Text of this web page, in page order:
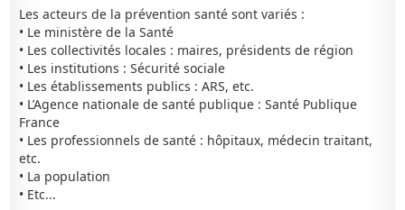
Les acteurs de la prévention santé sont variés :
• Le ministère de la Santé
• Les collectivités locales : maires, présidents de région
• Les institutions : Sécurité sociale
• Les établissements publics : ARS, etc.
• L’Agence nationale de santé publique : Santé Publique
France
• Les professionnels de santé : hôpitaux, médecin traitant,
etc.
• La population
• Etc...